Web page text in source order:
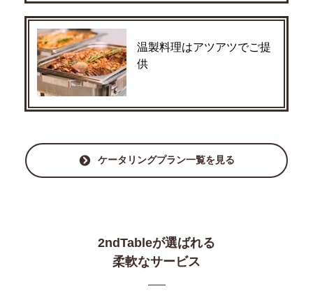
温製料理はアツアツでご提
供
ケータリングプラン一覧を見る
2ndTableが選ばれる
柔軟なサービス